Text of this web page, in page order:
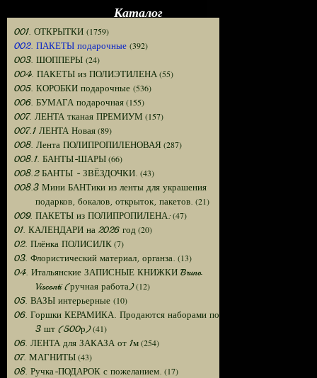
Каталог
001. ОТКРЫТКИ (1759)
002. ПАКЕТЫ подарочные (392)
003. ШОППЕРЫ (24)
004. ПАКЕТЫ из ПОЛИЭТИЛЕНА(55)
005. КОРОБКИ подарочные (536)
006. БУМАГА подарочная(155)
007. ЛЕНТА тканая ПРЕМИУМ (157)
007.1 ЛЕНТА Новая(89)
008. Лента ПОЛИПРОПИЛЕНОВАЯ (287)
008.1. БАНТЫ-ШАРЫ(66)
008.2 БАНТЫ - ЗВЁЗДОЧКИ. (43)
008.3 Мини БАНТики из ленты для украшения
подарков, бокалов, открыток, пакетов. (21)
009. ПАКЕТЫ из ПОЛИПРОПИЛЕНА:(47)
01. КАЛЕНДАРИ на 2026 год (20)
02. Плёнка ПОЛИСИЛК(7)
03. Флористический материал, органза. (13)
04. Итальянские ЗАПИСНЫЕ КНИЖКИ Bruno
Visconti (ручная работа)(12)
05. ВАЗЫ интерьерные (10)
06. Горшки КЕРАМИКА. Продаются наборами по
3 шт (500р)(41)
06. ЛЕНТА для ЗАКАЗА от 1м(254)
07. МАГНИТЫ(43)
08. Ручка-ПОДАРОК с пожеланием. (17)